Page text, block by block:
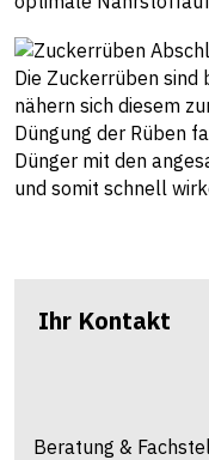
Die Zuckerrüben
nähern sich diesem
Düngung der Rüben
Dünger mit den
und somit schnell
Ihr Kontakt
Beratung &